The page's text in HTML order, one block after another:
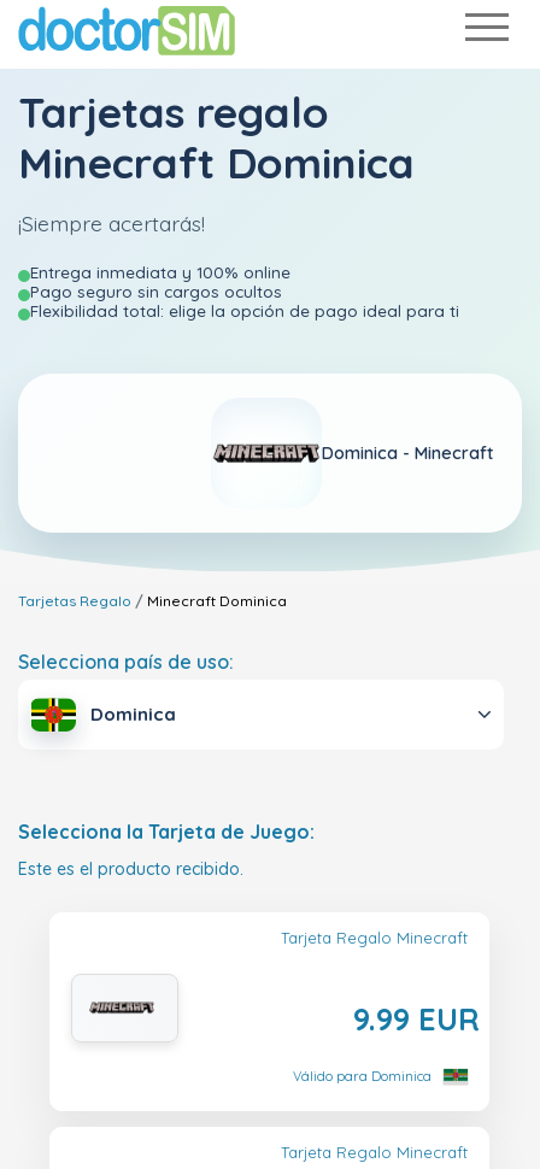
Tarjetas regalo
Minecraft Dominica
¡Siempre acertarás!
Entrega inmediata y 100% online
Pago seguro sin cargos ocultos
Flexibilidad total: elige la opción de pago ideal para ti
Dominica - Minecraft
Tarjetas Regalo Minecraft Dominica
Selecciona país de uso:
Dominica
Selecciona la Tarjeta de Juego:
Este es el producto recibido.
Tarjeta Regalo Minecraft
9.99 EUR
Válido para Dominica
Tarjeta Regalo Minecraft